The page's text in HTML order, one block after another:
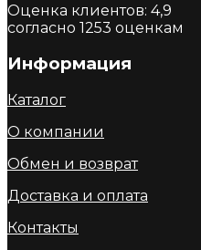
Оценка клиентов: 4,9
согласно 1253 оценкам
Информация
Каталог
О компании
Обмен и возврат
Доставка и оплата
Контакты